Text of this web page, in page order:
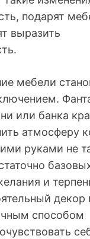
подарят
выразить
мебели
или банка
атмосферу
руками не
и
декор
способом